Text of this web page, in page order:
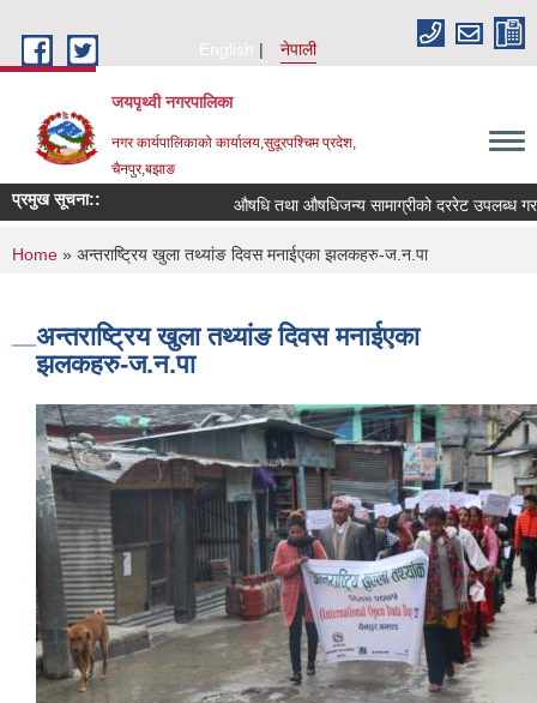
English
नेपाली
जयपृथ्वी नगरपालिका
नगर कार्यपालिकाको कार्यालय,सुदूरपश्चिम प्रदेश,
चैनपुर,बझाङ
प्रमुख सूचना:: औषधि तथा औषधिजन्य सामाग्रीको दररेट उपलब्ध
You are here
Home » अन्तराष्ट्रिय खुला तथ्यांङ दिवस मनाईएका झलकहरु-ज.न.पा
अन्तराष्ट्रिय खुला तथ्यांङ दिवस मनाईएका
झलकहरु-ज.न.पा